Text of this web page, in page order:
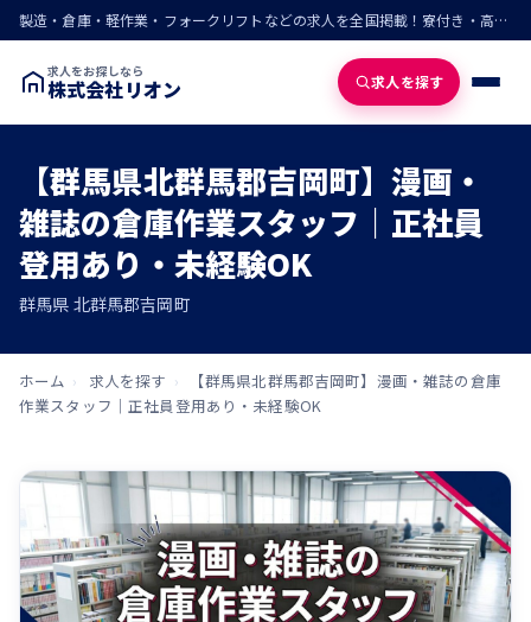
製造・倉庫・軽作業・フォークリフトなどの求人を全国掲載！寮付き・高収入・即入寮の仕事が見つかる
求人をお探しなら
株式会社リオン 求人を探す
【群馬県北群馬郡吉岡町】漫画・
雑誌の倉庫作業スタッフ｜正社員
登用あり・未経験OK
群馬県 北群馬郡吉岡町
ホーム › 求人を探す ›
【群馬県北群馬郡吉岡町】漫画・雑誌の倉庫
作業スタッフ｜正社員登用あり・未経験OK